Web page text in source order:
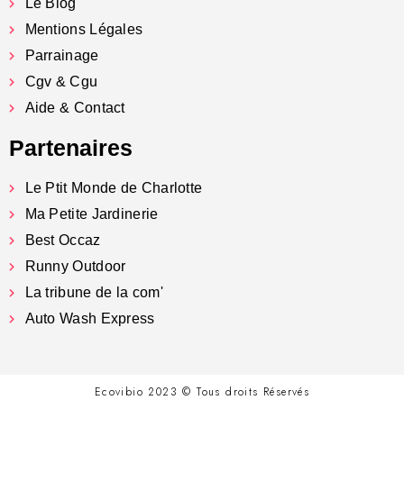
Le Blog
Mentions Légales
Parrainage
Cgv & Cgu
Aide & Contact
Partenaires
Le Ptit Monde de Charlotte
Ma Petite Jardinerie
Best Occaz
Runny Outdoor
La tribune de la com'
Auto Wash Express
Ecovibio 2023 © Tous droits Réservés